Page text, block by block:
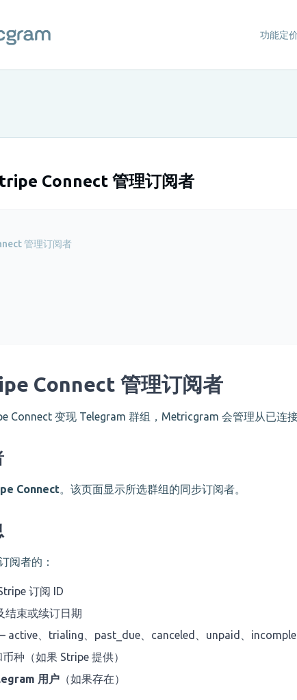
功能定价
Connect 管理订阅者
管理订阅者
Connect 管理订阅者
Connect 变现 Telegram 群组，Metricgram 会管理从已连
Connect。该页面显示所选群组的同步订阅者。
阅者的：
订阅 ID
结束或续订日期
、trialing、past_due、canceled、unpaid、
币种（如果 Stripe 提供）
用户 （如果存在）